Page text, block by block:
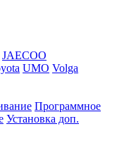
JAECOO
UMO Volga
Программное
Установка доп.